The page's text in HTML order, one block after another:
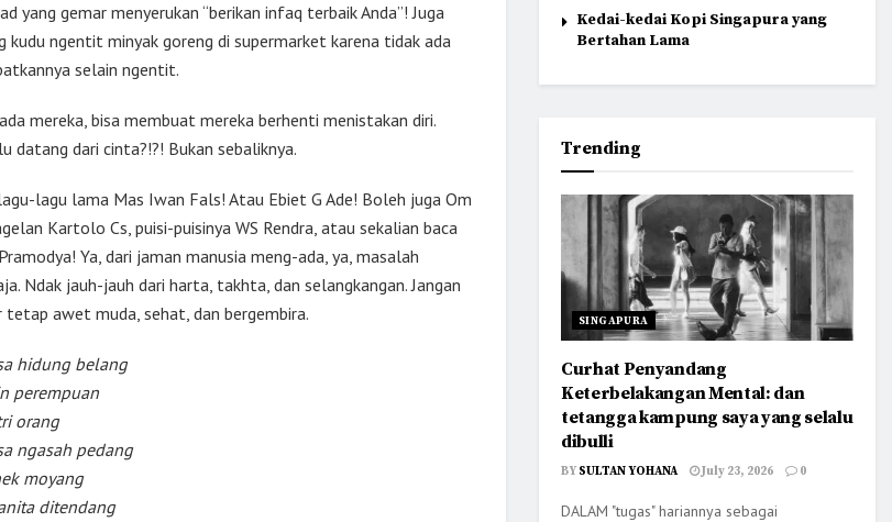
yang gemar menyerukan “berikan infaq terbaik Anda”! Juga
kudu ngentit minyak goreng di supermarket karena tidak ada
selain ngentit.
mereka, bisa membuat mereka berhenti menistakan diri.
datang dari cinta?!?! Bukan sebaliknya.
lagu lama Mas Iwan Fals! Atau Ebiet G Ade! Boleh juga Om
Kartolo Cs, puisi-puisinya WS Rendra, atau sekalian baca
Ya, dari jaman manusia meng-ada, ya, masalah
Ndak jauh-jauh dari harta, takhta, dan selangkangan. Jangan
tetap awet muda, sehat, dan bergembira.
hidung belang
perempuan
orang
ngasah pedang
moyang
ditendang
Kedai-kedai Kopi Singapura yang
Bertahan Lama
Trending
SINGAPURA
Curhat Penyandang
Keterbelakangan Mental: dan
tetangga kampung saya yang selalu
dibulli
BY SULTAN YOHANA July 23, 2026 0
DALAM "tugas" hariannya sebagai